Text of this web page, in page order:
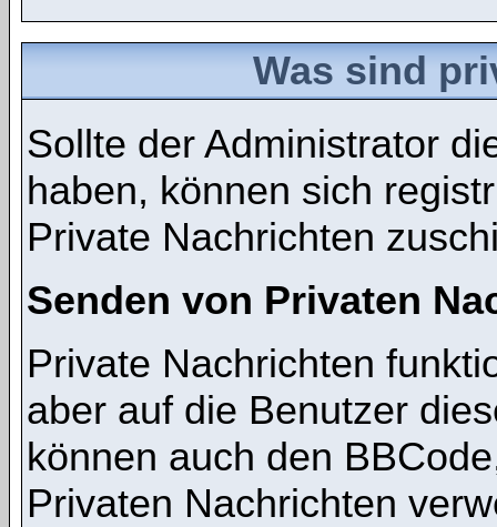
Was sind
Sollte der Administrator
haben, können sich
Private Nachrichten
Senden von Privaten
Private Nachrichten
aber auf die Benutzer
können auch den
Privaten Nachrichten